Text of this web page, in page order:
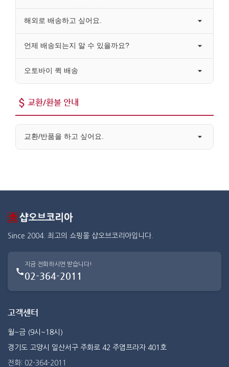
해외로 배송하고 싶어요.
언제 배송되는지 알 수 있을까요?
오토바이 퀵 배송
교환/환불 안내
교환/반품을 하고 싶어요.
Since 2004. 최고의 쇼핑몰 샵오브코리아입니다.
지금 전화하시면 받습니다!
02-364-2011
고객센터
월~금 (9시~18시)
경기도 고양시 일산서구 주화로 42 주엽프라자 401호
전화: 02-364-2011